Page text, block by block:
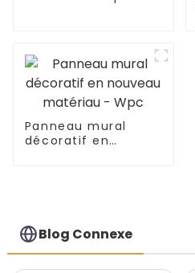
Panneau mural
décoratif en
Blog Connexe